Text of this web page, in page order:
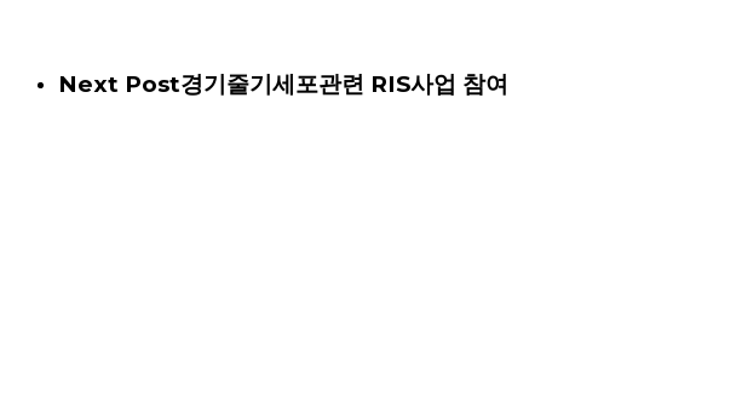
Next Post경기줄기세포관련 RIS사업 참여